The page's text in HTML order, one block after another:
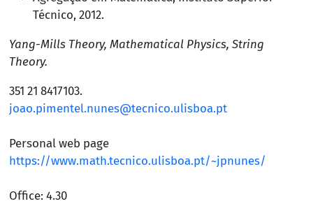
Técnico, 2012.
Yang-Mills Theory, Mathematical Physics, String
Theory.
351 21 8417103.
joao.pimentel.nunes@tecnico.ulisboa.pt
Personal web page
https://www.math.tecnico.ulisboa.pt/~jpnunes/
Office: 4.30